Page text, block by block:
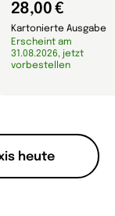
heute
28,00 €
Kartonierte Ausgabe
Erscheint am
31.08.2026, jetzt
vorbestellen